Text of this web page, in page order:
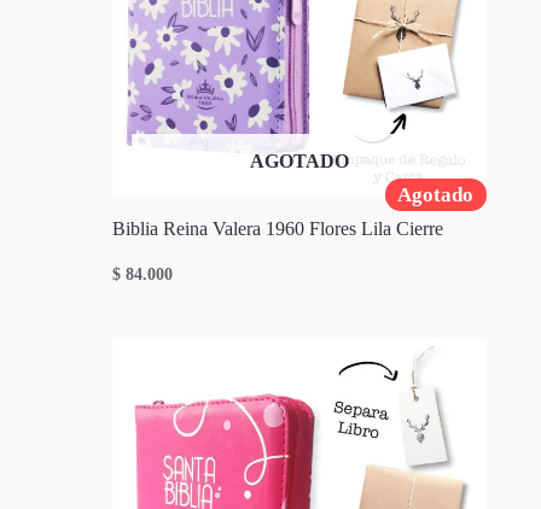
Agotado
AGOTADO
Biblia Reina Valera 1960 Flores Lila Cierre
$ 84.000